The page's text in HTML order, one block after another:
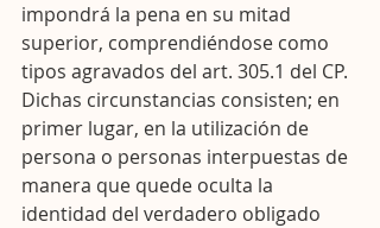
impondrá la pena en su mitad
superior, comprendiéndose como
tipos agravados del art. 305.1 del CP.
Dichas circunstancias consisten; en
primer lugar, en la utilización de
persona o personas interpuestas de
manera que quede oculta la
identidad del verdadero obligado